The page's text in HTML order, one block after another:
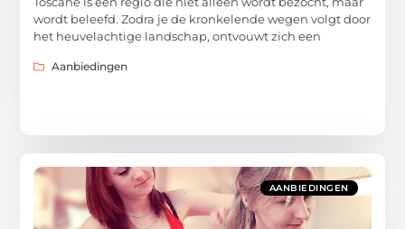
wordt beleefd. Zodra je de kronkelende wegen volgt door
het heuvelachtige landschap, ontvouwt zich een
Aanbiedingen
AANBIEDINGEN